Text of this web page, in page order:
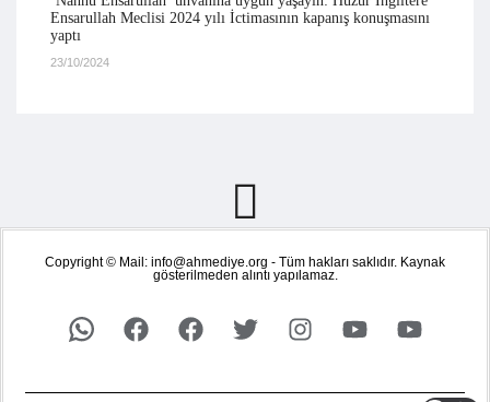
Ensarullah Meclisi 2024 yılı İctimasının kapanış konuşmasını
yaptı
23/10/2024
Copyright © Mail: info@ahmediye.org - Tüm hakları saklıdır. Kaynak
gösterilmeden alıntı yapılamaz.